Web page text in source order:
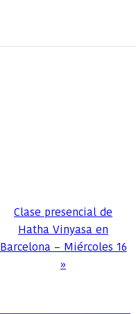
Clase presencial de
Hatha Vinyasa en
Barcelona – Miércoles 16
»